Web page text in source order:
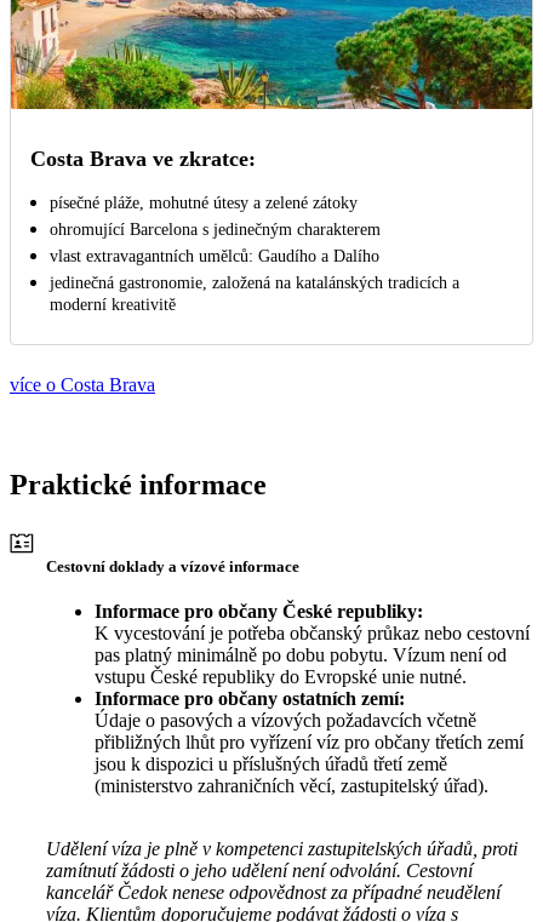
Costa Brava ve zkratce:
písečné pláže, mohutné útesy a zelené zátoky
ohromující Barcelona s jedinečným charakterem
vlast extravagantních umělců: Gaudího a Dalího
jedinečná gastronomie, založená na katalánských tradicích a
moderní kreativitě
více o Costa Brava
Praktické informace
Cestovní doklady a vízové informace
Informace pro občany České republiky:
K vycestování je potřeba občanský průkaz nebo cestovní
pas platný minimálně po dobu pobytu. Vízum není od
vstupu České republiky do Evropské unie nutné.
Informace pro občany ostatních zemí:
Údaje o pasových a vízových požadavcích včetně
přibližných lhůt pro vyřízení víz pro občany třetích zemí
jsou k dispozici u příslušných úřadů třetí země
(ministerstvo zahraničních věcí, zastupitelský úřad).
Udělení víza je plně v kompetenci zastupitelských úřadů, proti
zamítnutí žádosti o jeho udělení není odvolání. Cestovní
kancelář Čedok nenese odpovědnost za případné neudělení
víza. Klientům doporučujeme podávat žádosti o víza s